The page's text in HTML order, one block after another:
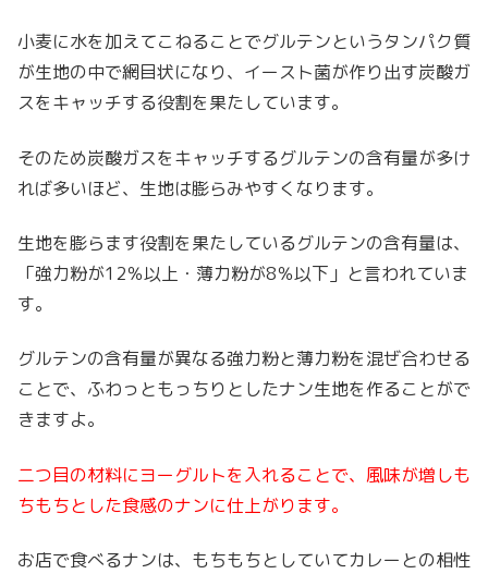
小麦に水を加えてこねることでグルテンというタンパク質
が生地の中で網目状になり、イースト菌が作り出す炭酸ガ
スをキャッチする役割を果たしています。
そのため炭酸ガスをキャッチするグルテンの含有量が多け
れば多いほど、生地は膨らみやすくなります。
生地を膨らます役割を果たしているグルテンの含有量は、
「強力粉が12％以上・薄力粉が8％以下」と言われていま
す。
グルテンの含有量が異なる強力粉と薄力粉を混ぜ合わせる
ことで、ふわっともっちりとしたナン生地を作ることがで
きますよ。
二つ目の材料にヨーグルトを入れることで、風味が増しも
ちもちとした食感のナンに仕上がります。
お店で食べるナンは、もちもちとしていてカレーとの相性